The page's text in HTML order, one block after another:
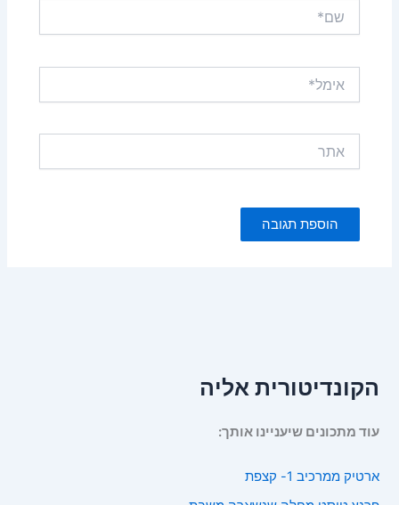
הקונדיטורית אליה
עוד מתכונים שיעניינו אותך:
ארטיק ממרכיב 1- קצפת